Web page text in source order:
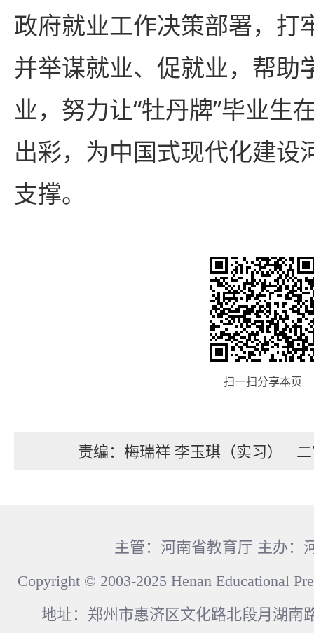
政府就业工作决策部署，打
并举谋就业、促就业，帮助
业，努力让“牡丹牌”毕业生
出彩，为中国式现代化建设
支撑。
扫一扫分享本页
责编：梅瑞祥 李玉琪（实习）
主管：河南省教育厅 主办：
Copyright © 2003-2025 Henan Educational
地址：郑州市惠济区文化路北段月湖南